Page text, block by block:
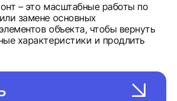
– это масштабные работы по
замене основных
объекта, чтобы вернуть
характеристики и продлить